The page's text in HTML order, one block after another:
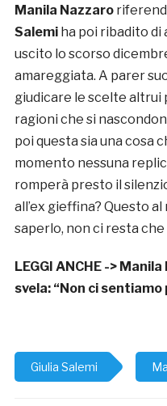
Manila Nazzaro
Salemi ha poi ribadito
uscito lo scorso
amareggiata. A parer
giudicare le scelte altrui
ragioni che si
poi questa sia una cosa
momento nessuna
romperà presto il
all’ex gieffina? Questo
saperlo, non ci resta
LEGGI ANCHE -> Manila
svela: “Non ci
Giulia Salemi